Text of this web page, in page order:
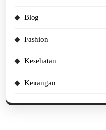
Blog
Fashion
Kesehatan
Keuangan